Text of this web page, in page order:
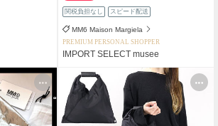
関税負担なし スピード配送
MM6 Maison Margiela
PREMIUM PERSONAL SHOPPER
IMPORT SELECT musee